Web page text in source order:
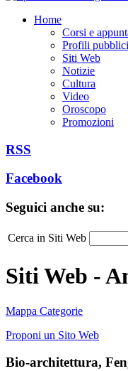
Home
Corsi e
Profili pubblici
Siti Web
Notizie
Cultura
Video
Oroscopo
Promozioni
RSS
Facebook
Seguici anche su:
Cerca in Siti Web
Siti Web -
Mappa Categorie
Proponi un Sito Web
Bio-architettura,